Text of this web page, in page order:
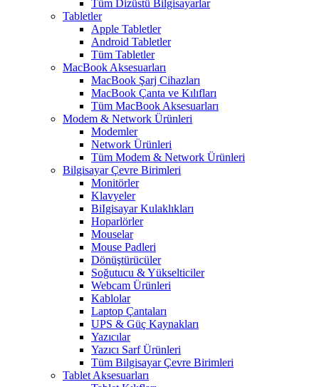
Tüm Dizüstü Bilgisayarlar
Tabletler
Apple Tabletler
Android Tabletler
Tüm Tabletler
MacBook Aksesuarları
MacBook Şarj Cihazları
MacBook Çanta ve Kılıfları
Tüm MacBook Aksesuarları
Modem & Network Ürünleri
Modemler
Network Ürünleri
Tüm Modem & Network Ürünleri
Bilgisayar Çevre Birimleri
Monitörler
Klavyeler
BiIgisayar Kulaklıkları
Hoparlörler
Mouselar
Mouse Padleri
Dönüştürücüler
Soğutucu & Yükselticiler
Webcam Ürünleri
Kablolar
Laptop Çantaları
UPS & Güç Kaynakları
Yazıcılar
Yazıcı Sarf Ürünleri
Tüm Bilgisayar Çevre Birimleri
Tablet Aksesuarları